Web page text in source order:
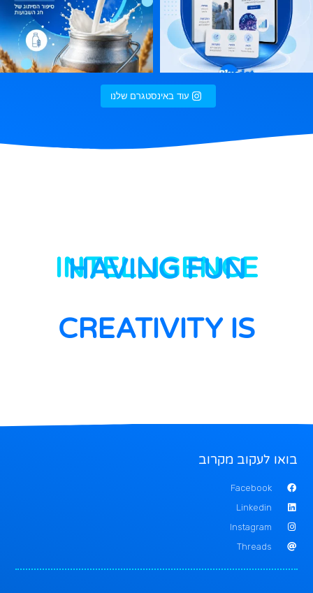
עוד באינסטגרם שלנו
CREATIVITY IS
INTELLIGENCE
HAVING FUN
בואו לעקוב מקרוב
Facebook
Linkedin
Instagram
Threads